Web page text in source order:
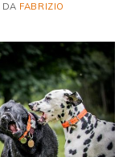
DA FABRIZIO